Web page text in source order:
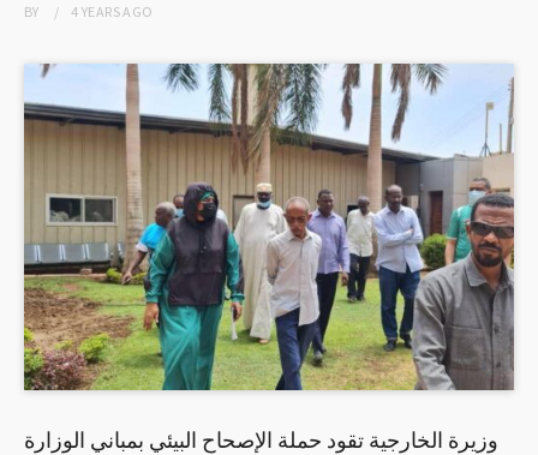
BY 4 YEARSAGO
وزيرة الخارجية تقود حملة الإصحاح البيئي بمباني الوزارة